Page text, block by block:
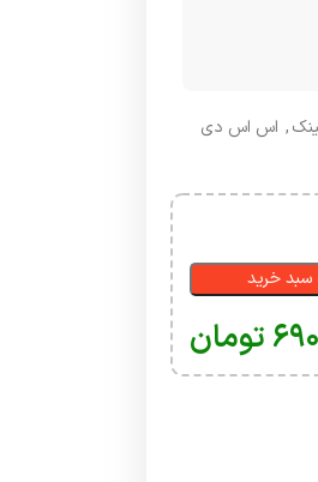
, اس اس دی
سبد خرید
تومان